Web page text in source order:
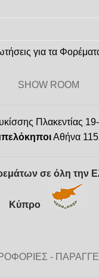
για τα
SHOW ROOM
Πλακεντίας
Αθήνα
σε όλη την
Κύπρο
-